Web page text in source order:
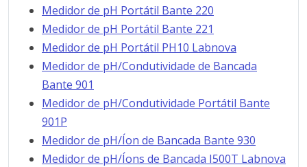
Medidor de pH Portátil Bante 220
Medidor de pH Portátil Bante 221
Medidor de pH Portátil PH10 Labnova
Medidor de pH/Condutividade de Bancada
Bante 901
Medidor de pH/Condutividade Portátil Bante
901P
Medidor de pH/Íon de Bancada Bante 930
Medidor de pH/Íons de Bancada I500T Labnova